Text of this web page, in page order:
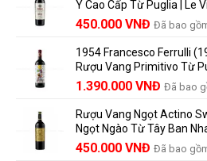
những
người
vang
nên
biết
Trữ
Và
Thành
858.000 VNĐ. là:
780.000
Ý Cao Cấp Từ Puglia | Le
Giá
là:
495.000 VNĐ.
450.000 VNĐ Giá
tại
là:
450.000
Đã bao
1954 Francesco Ferrulli
Rượu Vang Primitivo Từ
Giá
là:
1.529.000 VNĐ.
1.390.000 VNĐ Giá
tại
là:
Đã bao
Rượu Vang Ngọt Actino
Ngọt Ngào Từ Tây Ban
450.000 VNĐ Đã bao